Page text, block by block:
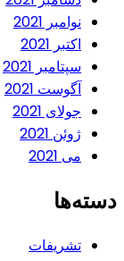
نوامبر 2021
اکتبر 2021
سپتامبر 2021
آگوست 2021
جولای 2021
ژوئن 2021
می 2021
دسته‌ها
تشریفات